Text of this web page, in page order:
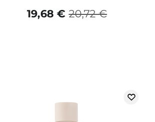
20,72 €
19,68 €